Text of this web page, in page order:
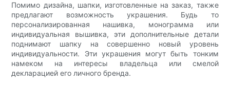
Помимо дизайна, шапки, изготовленные на заказ, также
предлагают возможность украшения. Будь то
персонализированная нашивка, монограмма или
индивидуальная вышивка, эти дополнительные детали
поднимают шапку на совершенно новый уровень
индивидуальности. Эти украшения могут быть тонким
намеком на интересы владельца или смелой
декларацией его личного бренда.